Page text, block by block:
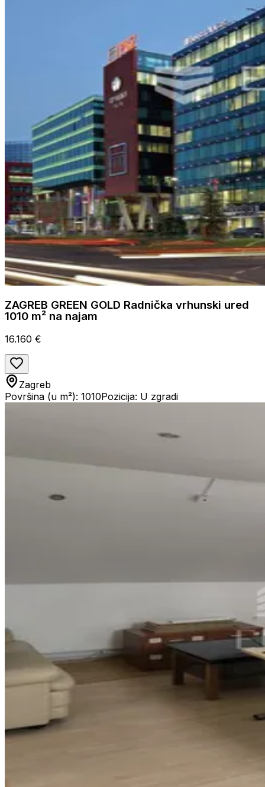
ZAGREB GREEN GOLD Radnička vrhunski ured
1010 m² na najam
16.160 €
Zagreb
Površina (u m²): 1010Pozicija: U zgradi